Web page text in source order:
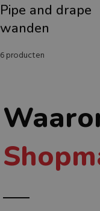
Pipe and drape
wanden
6 producten